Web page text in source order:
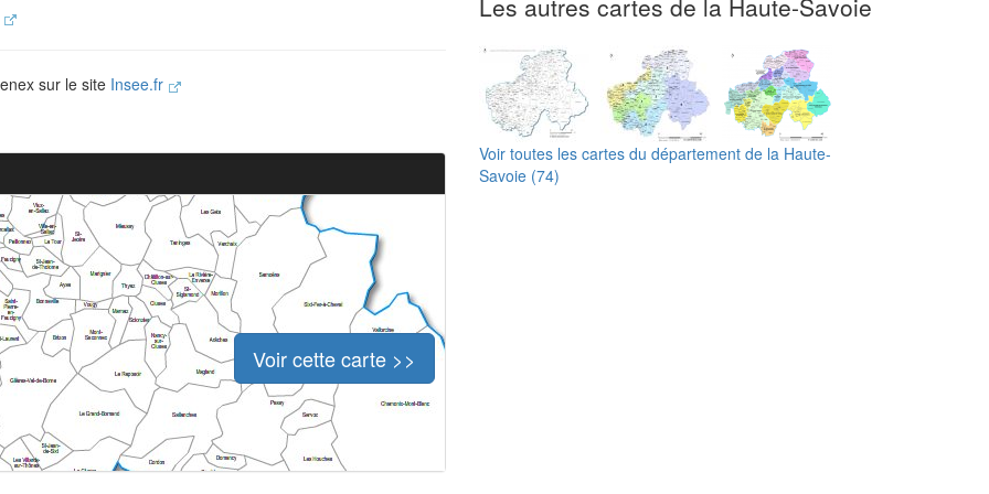
sur le site Insee.fr
Voir cette carte >>
Les autres cartes de la Haute-Savoie
Voir toutes les cartes du département de la Haute-
Savoie (74)